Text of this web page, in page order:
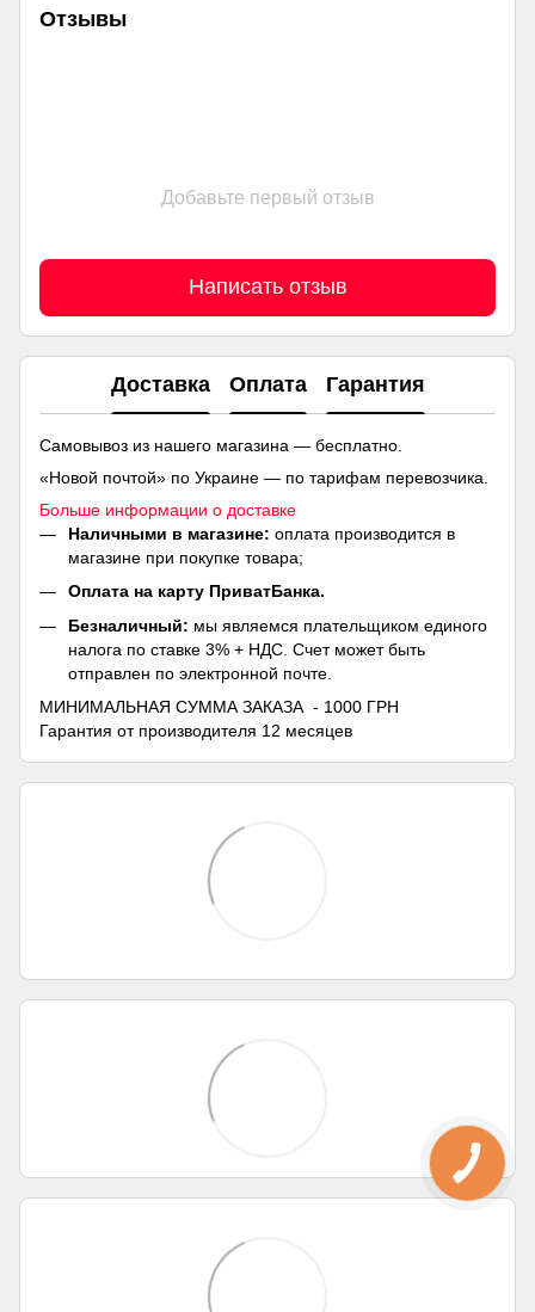
Отзывы
Добавьте первый отзыв
Написать отзыв
Доставка Оплата Гарантия
Самовывоз из нашего магазина — бесплатно.
«Новой почтой» по Украине — по тарифам перевозчика.
Больше информации о доставке
Наличными в магазине: оплата производится в
магазине при покупке товара;
Оплата на карту ПриватБанка.
Безналичный: мы являемся плательщиком единого
налога по ставке 3% + НДС. Счет может быть
отправлен по электронной почте.
МИНИМАЛЬНАЯ СУММА ЗАКАЗА - 1000 ГРН
Гарантия от производителя 12 месяцев